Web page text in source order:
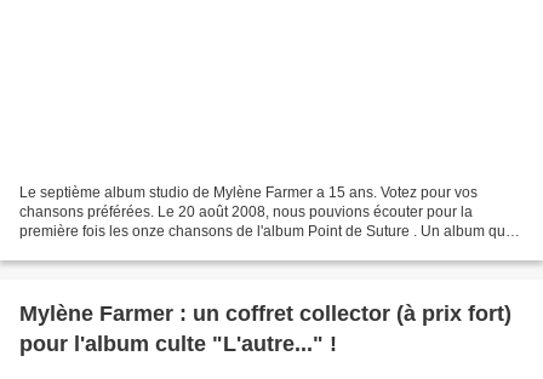
Le septième album studio de Mylène Farmer a 15 ans. Votez pour vos
chansons préférées. Le 20 août 2008, nous pouvions écouter pour la
première fois les onze chansons de l'album Point de Suture . Un album que
Mylène Farmer : un coffret collector (à prix fort)
pour l'album culte "L'autre..." !